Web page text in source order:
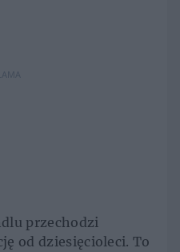
przechodzi
od dziesięcioleci. To